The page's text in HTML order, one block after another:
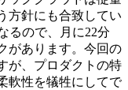
方針にも合致してい
るので、月に22分
があります。今回の
が、プロダクトの特
軟性を犠牲にしてで